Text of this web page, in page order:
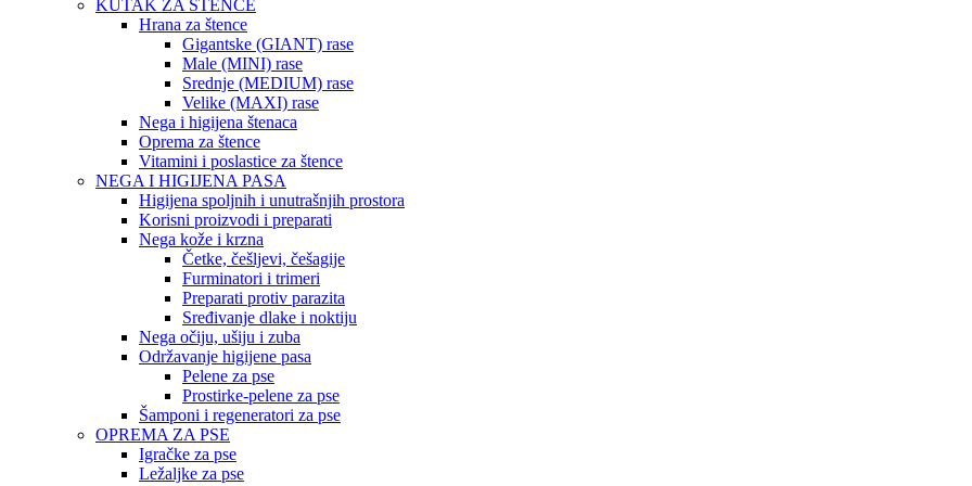
KUTAK ZA ŠTENCE
Hrana za štence
Gigantske (GIANT) rase
Male (MINI) rase
Srednje (MEDIUM) rase
Velike (MAXI) rase
Nega i higijena štenaca
Oprema za štence
Vitamini i poslastice za štence
NEGA I HIGIJENA PASA
Higijena spoljnih i unutrašnjih prostora
Korisni proizvodi i preparati
Nega kože i krzna
Četke, češljevi, češagije
Furminatori i trimeri
Preparati protiv parazita
Sređivanje dlake i noktiju
Nega očiju, ušiju i zuba
Održavanje higijene pasa
Pelene za pse
Prostirke-pelene za pse
Šamponi i regeneratori za pse
OPREMA ZA PSE
Igračke za pse
Ležaljke za pse